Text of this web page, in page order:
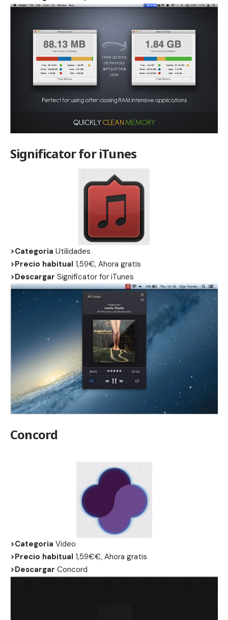
Significator for iTunes
>Categoria Utilidades
>Precio habitual 1,59€, Ahora gratis
>Descargar Significator for iTunes
Concord
>Categoria Video
>Precio habitual 1,59€€, Ahora gratis
>Descargar Concord